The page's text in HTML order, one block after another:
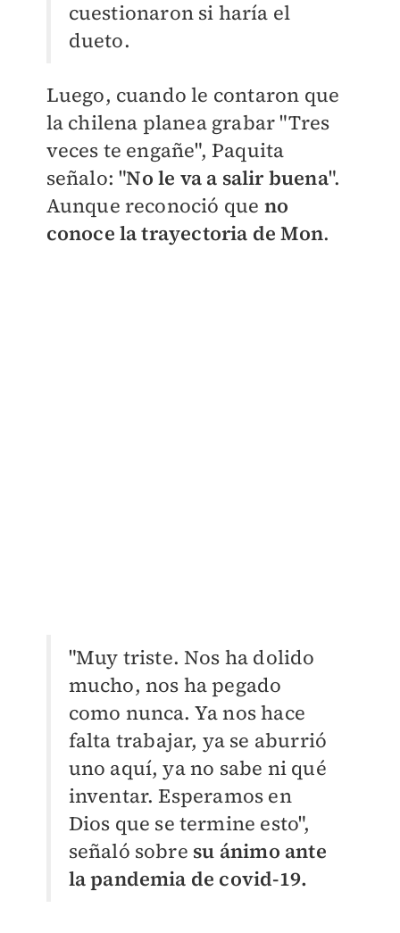
cuestionaron si haría el
dueto.
Luego, cuando le contaron que
la chilena planea grabar "Tres
veces te engañe", Paquita
señalo: "No le va a salir buena".
Aunque reconoció que no
conoce la trayectoria de Mon.
"Muy triste. Nos ha dolido
mucho, nos ha pegado
como nunca. Ya nos hace
falta trabajar, ya se aburrió
uno aquí, ya no sabe ni qué
inventar. Esperamos en
Dios que se termine esto",
señaló sobre su ánimo ante
la pandemia de covid-19.